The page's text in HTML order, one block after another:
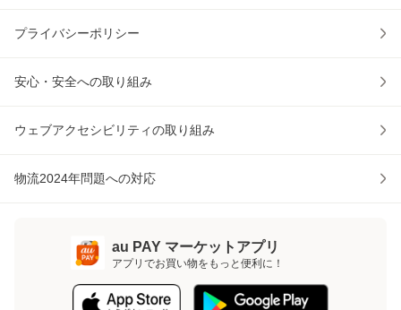
プライバシーポリシー
安心・安全への取り組み
ウェブアクセシビリティの取り組み
物流2024年問題への対応
au PAY マーケットアプリ
アプリでお買い物をもっと便利に！